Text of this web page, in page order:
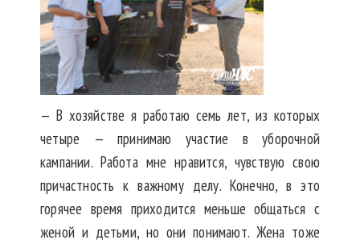
— В хозяйстве я работаю семь лет, из которых
четыре — принимаю участие в уборочной
кампании. Работа мне нравится, чувствую свою
причастность к важному делу. Конечно, в это
горячее время приходится меньше общаться с
женой и детьми, но они понимают. Жена тоже